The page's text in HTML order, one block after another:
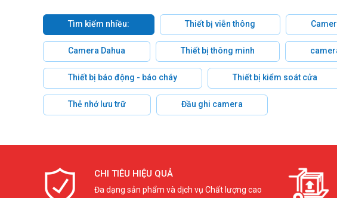
Tìm kiếm nhiều: Thiết bị viễn thông
Camera Dahua Thiết bị thông minh
Thiết bị báo động - báo cháy Thiết bị kiểm soát cửa
Thẻ nhớ lưu trữ Đầu ghi camera
CHI TIÊU HIỆU QUẢ
Đa dạng sản phẩm và dịch vụ Chất lượng cao